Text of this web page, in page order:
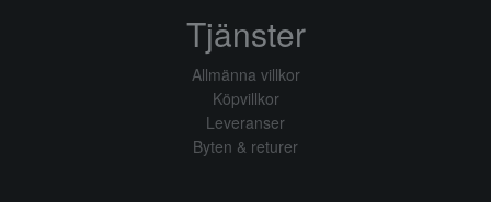
Tjänster
Allmänna villkor
Köpvillkor
Leveranser
Byten & returer